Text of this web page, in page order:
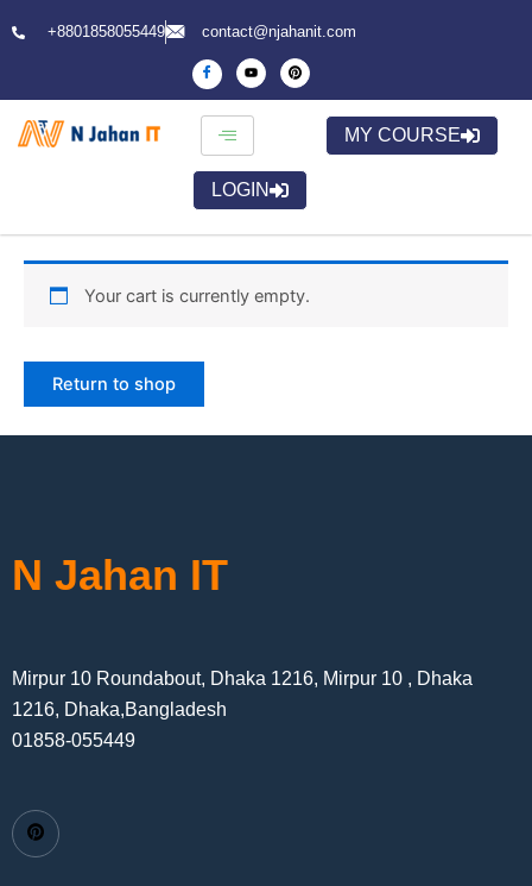
to
+8801858055449 contact@njahanit.com
MY COURSE
LOGIN
Your cart is currently empty.
Return to shop
N Jahan IT
Mirpur 10 Roundabout, Dhaka 1216, Mirpur 10 , Dhaka
1216, Dhaka,Bangladesh
01858-055449